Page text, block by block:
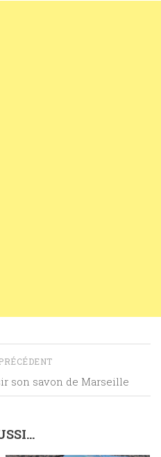
son savon de Marseille